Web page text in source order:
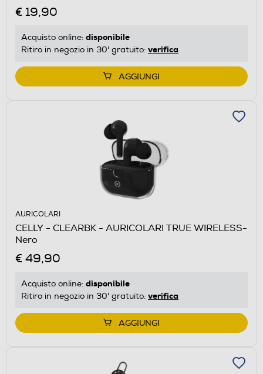
€ 19,90
Acquisto online: disponibile
Ritiro in negozio in 30' gratuito: verifica
AGGIUNGI
AURICOLARI
CELLY - CLEARBK - AURICOLARI TRUE WIRELESS-
Nero
€ 49,90
Acquisto online: disponibile
Ritiro in negozio in 30' gratuito: verifica
AGGIUNGI